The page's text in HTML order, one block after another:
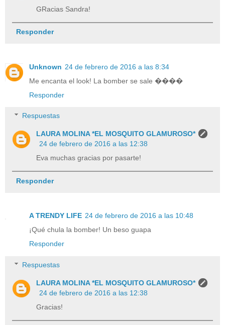
GRacias Sandra!
Responder
Unknown 24 de febrero de 2016 a las 8:34
Me encanta el look! La bomber se sale ����
Responder
Respuestas
LAURA MOLINA *EL MOSQUITO GLAMUROSO*
24 de febrero de 2016 a las 12:38
Eva muchas gracias por pasarte!
Responder
A TRENDY LIFE 24 de febrero de 2016 a las 10:48
¡Qué chula la bomber! Un beso guapa
Responder
Respuestas
LAURA MOLINA *EL MOSQUITO GLAMUROSO*
24 de febrero de 2016 a las 12:38
Gracias!